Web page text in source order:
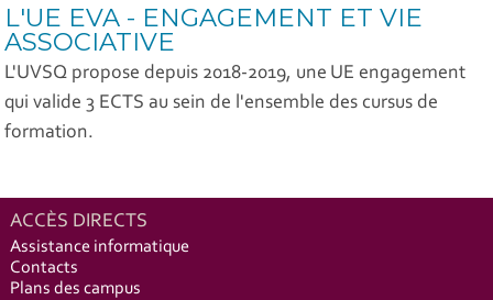
L'UE EVA - ENGAGEMENT ET VIE
ASSOCIATIVE
L'UVSQ propose depuis 2018-2019, une UE engagement
qui valide 3 ECTS au sein de l'ensemble des cursus de
formation.
ACCÈS DIRECTS
Assistance informatique
Contacts
Plans des campus